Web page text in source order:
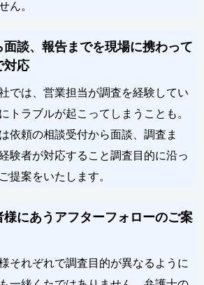
ん。
面談、報告までを現場に携わって
対応
では、営業担当が調査を経験してい
トラブルが起こってしまうことも。
依頼の相談受付から面談、調査ま
験者が対応すること調査目的に沿っ
提案をいたします。
様にあうアフターフォローのご案
それぞれで調査目的が異なるように